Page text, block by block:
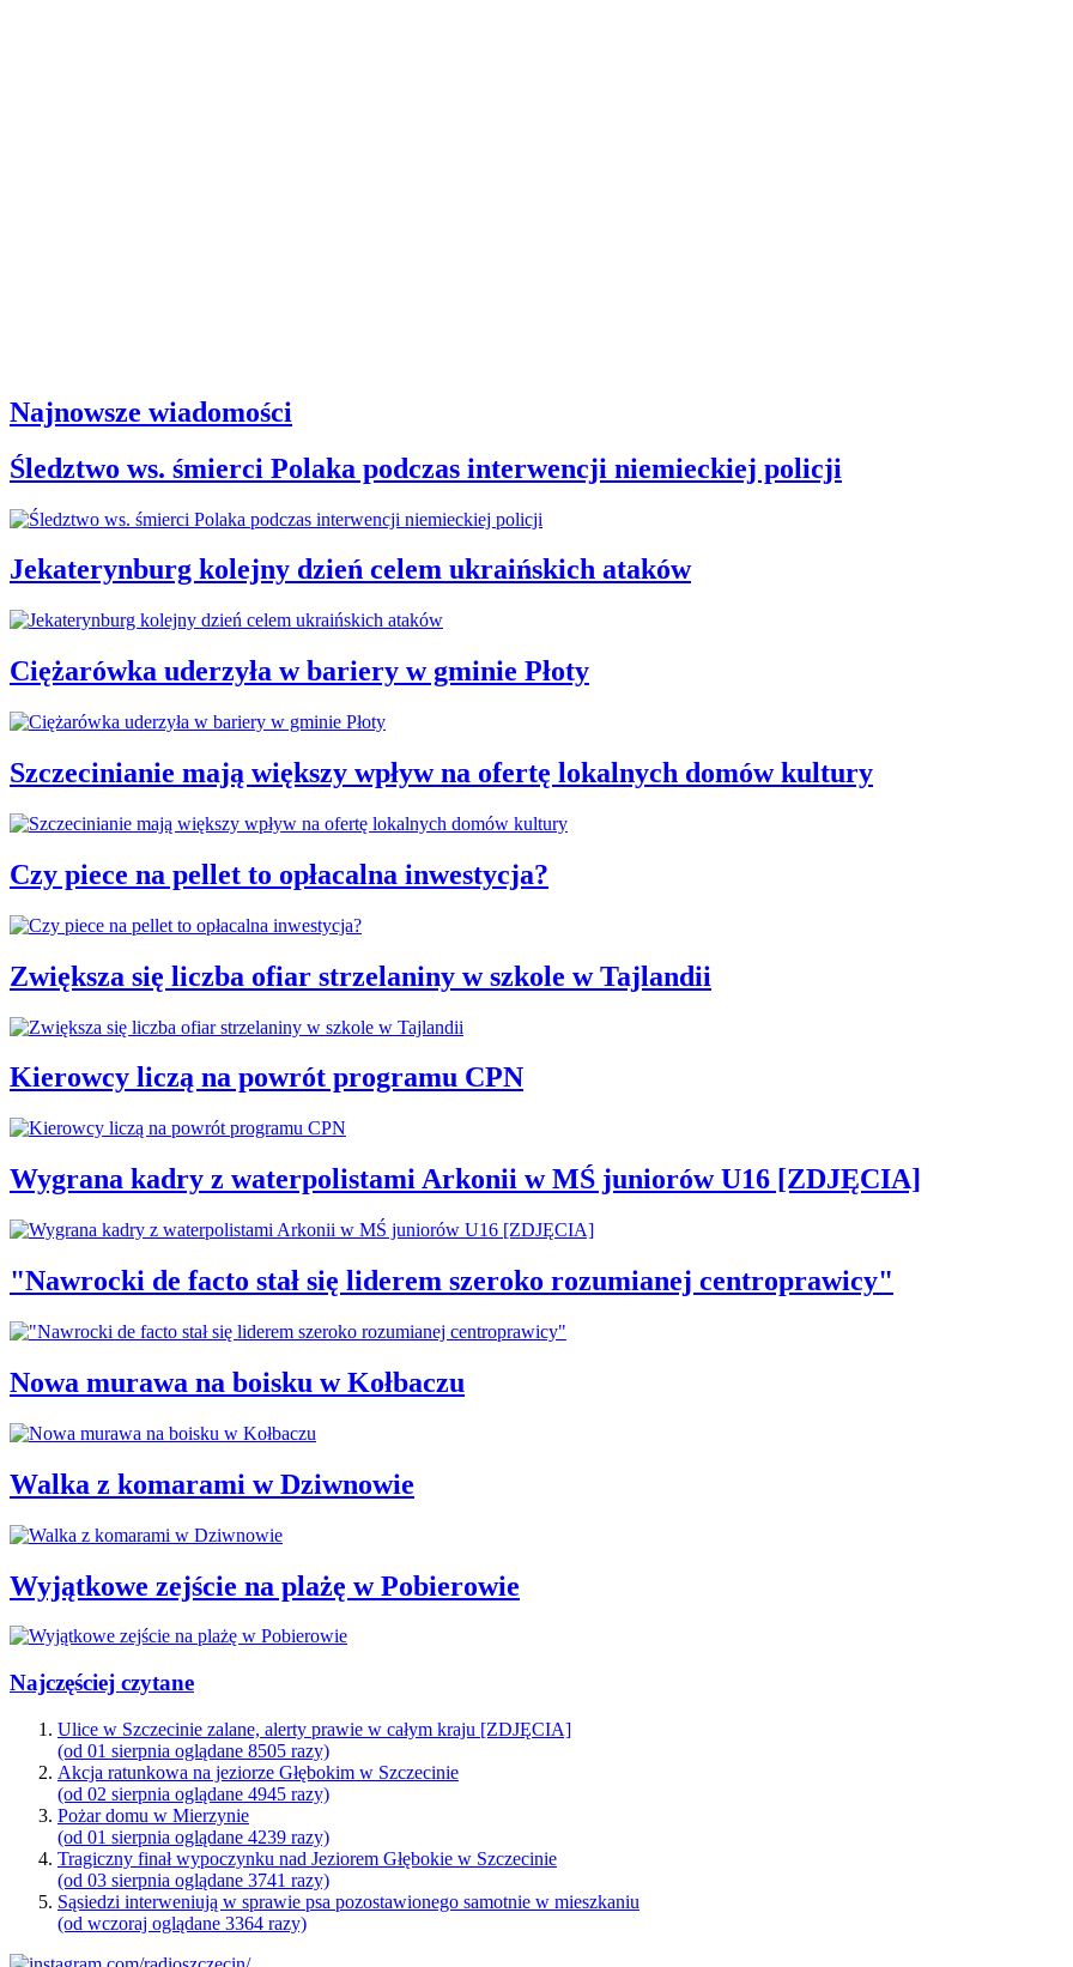
Najnowsze wiadomości
Śledztwo ws. śmierci Polaka podczas interwencji niemieckiej policji
Jekaterynburg kolejny dzień celem ukraińskich ataków
Ciężarówka uderzyła w bariery w gminie Płoty
Szczecinianie mają większy wpływ na ofertę lokalnych domów kultury
Czy piece na pellet to opłacalna inwestycja?
Zwiększa się liczba ofiar strzelaniny w szkole w Tajlandii
Kierowcy liczą na powrót programu CPN
Wygrana kadry z waterpolistami Arkonii w MŚ juniorów U16 [ZDJĘCIA]
"Nawrocki de facto stał się liderem szeroko rozumianej centroprawicy"
Nowa murawa na boisku w Kołbaczu
Walka z komarami w Dziwnowie
Wyjątkowe zejście na plażę w Pobierowie
Najczęściej czytane
Ulice w Szczecinie zalane, alerty prawie w całym kraju [ZDJĘCIA]
(od 01 sierpnia oglądane 8505 razy)
Akcja ratunkowa na jeziorze Głębokim w Szczecinie
(od 02 sierpnia oglądane 4945 razy)
Pożar domu w Mierzynie
(od 01 sierpnia oglądane 4239 razy)
Tragiczny finał wypoczynku nad Jeziorem Głębokie w Szczecinie
(od 03 sierpnia oglądane 3741 razy)
Sąsiedzi interweniują w sprawie psa pozostawionego samotnie w mieszkaniu
(od wczoraj oglądane 3364 razy)